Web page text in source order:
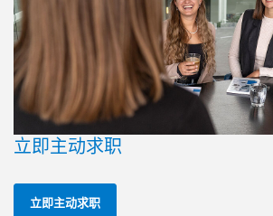
立即主动求职
立即主动求职